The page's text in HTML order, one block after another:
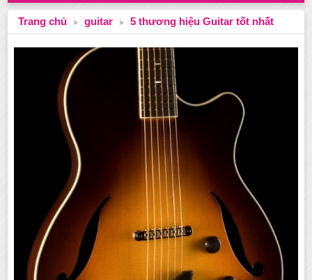
Trang chủ guitar 5 thương hiệu Guitar tốt nhất